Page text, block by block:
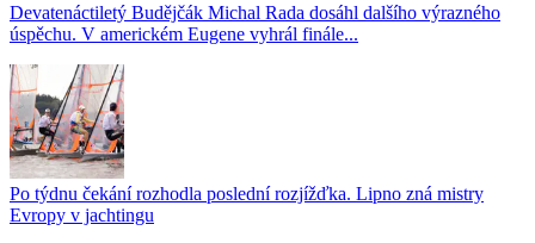
Devatenáctiletý Budějčák Michal Rada dosáhl dalšího výrazného
úspěchu. V americkém Eugene vyhrál finále...
Po týdnu čekání rozhodla poslední rozjížďka. Lipno zná mistry
Evropy v jachtingu